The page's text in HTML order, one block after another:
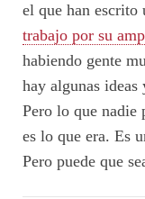
el que han escrito
trabajo por su
habiendo gente
hay algunas
Pero lo que nadie
es lo que era. Es
Pero puede que